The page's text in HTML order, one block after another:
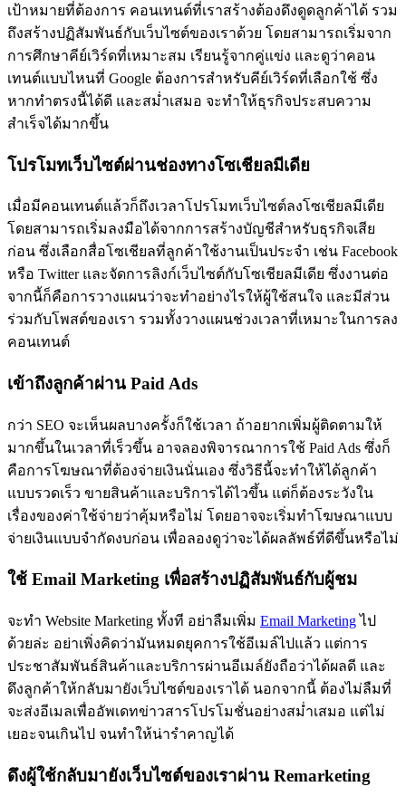
เป้าหมายที่ต้องการ คอนเทนต์ที่เราสร้างต้องดึงดูดลูกค้าได้ รวม
ถึงสร้างปฏิสัมพันธ์กับเว็บไซต์ของเราด้วย โดยสามารถเริ่มจาก
การศึกษาคีย์เวิร์ดที่เหมาะสม เรียนรู้จากคู่แข่ง และดูว่าคอน
เทนต์แบบไหนที่ Google ต้องการสำหรับคีย์เวิร์ดที่เลือกใช้ ซึ่ง
หากทำตรงนี้ได้ดี และสม่ำเสมอ จะทำให้ธุรกิจประสบความ
สำเร็จได้มากขึ้น
โปรโมทเว็บไซต์ผ่านช่องทางโซเชียลมีเดีย
เมื่อมีคอนเทนต์แล้วก็ถึงเวลาโปรโมทเว็บไซต์ลงโซเชียลมีเดีย
โดยสามารถเริ่มลงมือได้จากการสร้างบัญชีสำหรับธุรกิจเสีย
ก่อน ซึ่งเลือกสื่อโซเชียลที่ลูกค้าใช้งานเป็นประจำ เช่น Facebook
หรือ Twitter และจัดการลิงก์เว็บไซต์กับโซเชียลมีเดีย ซึ่งงานต่อ
จากนี้ก็คือการวางแผนว่าจะทำอย่างไรให้ผู้ใช้สนใจ และมีส่วน
ร่วมกับโพสต์ของเรา รวมทั้งวางแผนช่วงเวลาที่เหมาะในการลง
คอนเทนต์
เข้าถึงลูกค้าผ่าน Paid Ads
กว่า SEO จะเห็นผลบางครั้งก็ใช้เวลา ถ้าอยากเพิ่มผู้ติดตามให้
มากขึ้นในเวลาที่เร็วขึ้น อาจลองพิจารณาการใช้ Paid Ads ซึ่งก็
คือการโฆษณาที่ต้องจ่ายเงินนั่นเอง ซึ่งวิธีนี้จะทำให้ได้ลูกค้า
แบบรวดเร็ว ขายสินค้าและบริการได้ไวขึ้น แต่ก็ต้องระวังใน
เรื่องของค่าใช้จ่ายว่าคุ้มหรือไม่ โดยอาจจะเริ่มทำโฆษณาแบบ
จ่ายเงินแบบจำกัดงบก่อน เพื่อลองดูว่าจะได้ผลลัพธ์ที่ดีขึ้นหรือไม่
ใช้ Email Marketing เพื่อสร้างปฏิสัมพันธ์กับผู้ชม
จะทำ Website Marketing ทั้งที อย่าลืมเพิ่ม Email Marketingไป
ด้วยล่ะ อย่าเพิ่งคิดว่ามันหมดยุคการใช้อีเมล์ไปแล้ว แต่การ
ประชาสัมพันธ์สินค้าและบริการผ่านอีเมล์ยังถือว่าได้ผลดี และ
ดึงลูกค้าให้กลับมายังเว็บไซต์ของเราได้ นอกจากนี้ ต้องไม่ลืมที่
จะส่งอีเมลเพื่ออัพเดทข่าวสารโปรโมชั่นอย่างสม่ำเสมอ แต่ไม่
เยอะจนเกินไป จนทำให้น่ารำคาญได้
ดึงผู้ใช้กลับมายังเว็บไซต์ของเราผ่าน Remarketing